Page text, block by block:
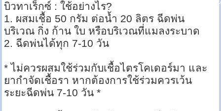
บิวทาเร็กซ์ : ใช้อย่างไร?
1. ผสมเชื้อ 50 กรัม ต่อน้ำ 20 ลิตร ฉีดพ่น
บริเวณ กิ่ง ก้าน ใบ หรือบริเวณที่แมลงระบาด
2. ฉีดพ่นได้ทุก 7-10 วัน
* ไม่ควรผสมใช้ร่วมกับเชื้อไตรโคเดอร์มา และ
ยากำจัดเชื้อรา หากต้องการใช้ร่วมควรเว้น
ระยะฉีดพ่น 7-10 วัน *